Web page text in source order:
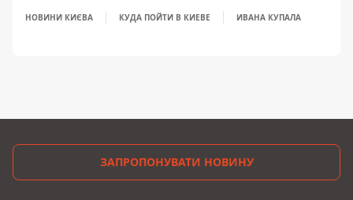
НОВИНИ КИЄВА КУДА ПОЙТИ В КИЕВЕ ИВАНА КУПАЛА
ЗАПРОПОНУВАТИ НОВИНУ